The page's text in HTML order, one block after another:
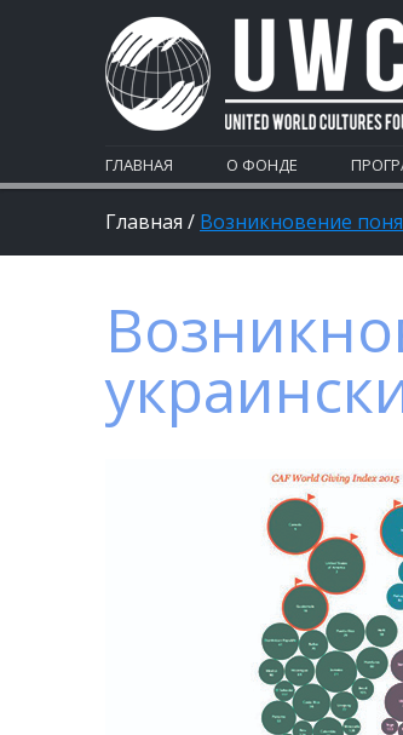
ГЛАВНАЯ О ФОНДЕ
Главная / Возникновение